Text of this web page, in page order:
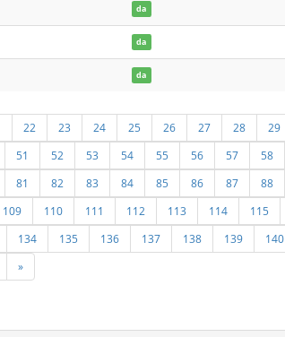
da
da
da
22 23 24 25 26 27 28 29
51 52 53 54 55 56 57 58
81 82 83 84 85 86 87 88
109 110 111 112 113 114 115
134 135 136 137 138 139 140
»